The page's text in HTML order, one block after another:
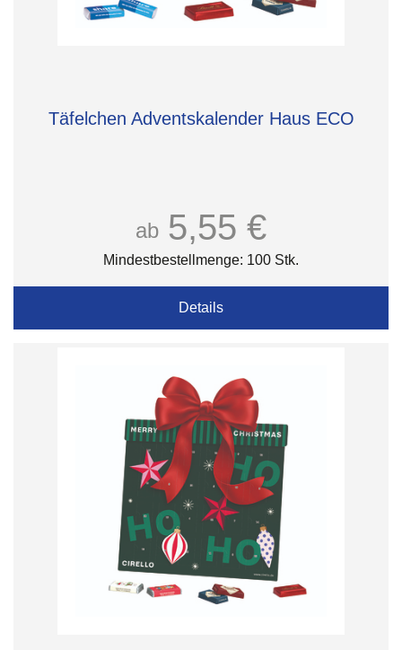
Täfelchen Adventskalender Haus ECO
ab 5,55 €
Mindestbestellmenge: 100 Stk.
Details